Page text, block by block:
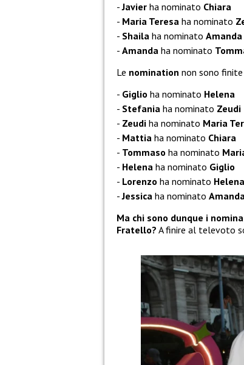
Javier ha nominato Chiara
Maria Teresa ha nominato
Shaila ha nominato Amanda
Amanda ha nominato
Le nomination non sono finite
Giglio ha nominato Helena
Stefania ha nominato Zeudi
Zeudi ha nominato Maria
Mattia ha nominato Chiara
Tommaso ha nominato
Helena ha nominato Giglio
Lorenzo ha nominato Helena
Jessica ha nominato
Ma chi sono dunque i
Fratello? A finire al televoto